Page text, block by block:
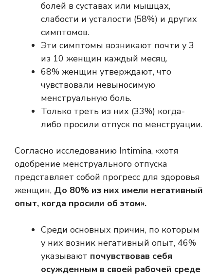
болей в суставах или мышцах,
слабости и усталости (58%) и других
симптомов.
Эти симптомы возникают почти у 3
из 10 женщин каждый месяц.
68% женщин утверждают, что
чувствовали невыносимую
менструальную боль.
Только треть из них (33%) когда-
либо просили отпуск по менструации.
Согласно исследованию Intimina, «хотя
одобрение менструального отпуска
представляет собой прогресс для здоровья
женщин, До 80% из них имели негативный
опыт, когда просили об этом».
Среди основных причин, по которым
у них возник негативный опыт, 46%
указывают почувствовав себя
осужденным в своей рабочей среде